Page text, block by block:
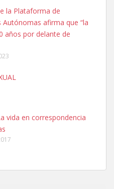
Y LOPEZ
PERDIDO HOY
ES MUY ASUSTADIZO
asustada tiene miedo a la
la Plataforma de
Autónomas afirma que “la
años por delante de
vida en correspondencia